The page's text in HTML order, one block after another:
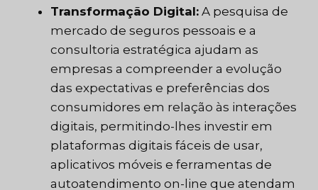
Transformação Digital: A pesquisa de
mercado de seguros pessoais e a
consultoria estratégica ajudam as
empresas a compreender a evolução
das expectativas e preferências dos
consumidores em relação às interações
digitais, permitindo-lhes investir em
plataformas digitais fáceis de usar,
aplicativos móveis e ferramentas de
autoatendimento on-line que atendam